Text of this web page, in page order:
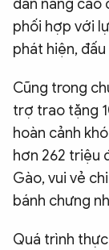
dân nâng cao
phối hợp với
phát hiện,
Cũng trong
trợ trao tặng
hoàn cảnh
hơn 262 triệu
Gào, vui vẻ
bánh chưng
Quá trình